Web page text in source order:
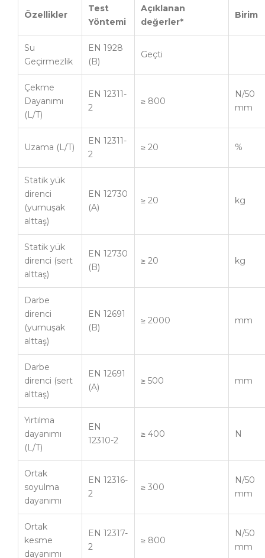
Özellikler
Test
Yöntemi
Açıklanan
değerler*
Birim
Su
Geçirmezlik
EN 1928
(B)
Geçti
Çekme
Dayanımı
(L/T)
EN 12311-
2
≥ 800
N/50
mm
Uzama (L/T)
EN 12311-
2
≥ 20 %
Statik yük
direnci
(yumuşak
alttaş)
EN 12730
(A)
≥ 20 kg
Statik yük
direnci (sert
alttaş)
EN 12730
(B)
≥ 20 kg
Darbe
direnci
(yumuşak
alttaş)
EN 12691
(B)
≥ 2000 mm
Darbe
direnci (sert
alttaş)
EN 12691
(A)
≥ 500 mm
Yırtılma
dayanımı
(L/T)
EN
12310-2
≥ 400 N
Ortak
soyulma
dayanımı
EN 12316-
2
≥ 300
N/50
mm
Ortak
kesme
dayanımı
EN 12317-
2
≥ 800
N/50
mm